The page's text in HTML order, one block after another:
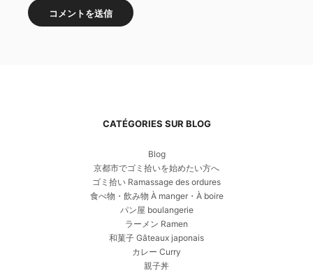
CATÉGORIES SUR BLOG
Blog
京都市でゴミ拾いを始めたい方へ
ゴミ拾い Ramassage des ordures
食べ物・飲み物 À manger・À boire
パン屋 boulangerie
ラーメン Ramen
和菓子 Gâteaux japonais
カレー Curry
親子丼